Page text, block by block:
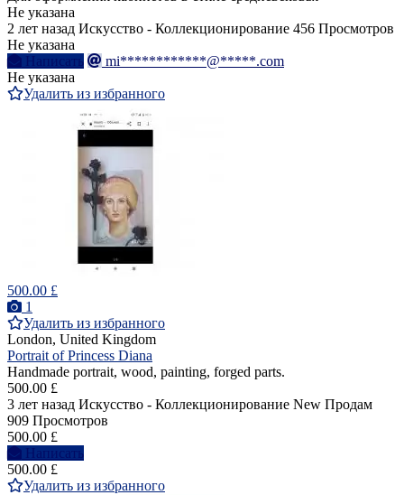
Не указана
2 лет назад Искусство - Коллекционирование 456 Просмотров
Не указана
Написать
mi************@*****.com
Не указана
Удалить из избранного
500.00 £
1
Удалить из избранного
London, United Kingdom
Portrait of Princess Diana
Handmade portrait, wood, painting, forged parts.
500.00 £
3 лет назад Искусство - Коллекционирование New Продам
909 Просмотров
500.00 £
Написать
500.00 £
Удалить из избранного